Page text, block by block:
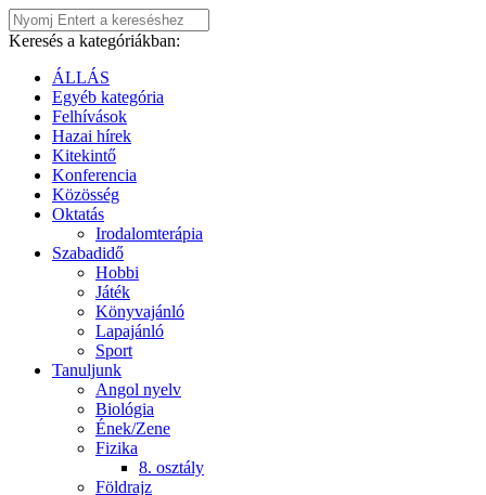
Keresés a kategóriákban:
ÁLLÁS
Egyéb kategória
Felhívások
Hazai hírek
Kitekintő
Konferencia
Közösség
Oktatás
Irodalomterápia
Szabadidő
Hobbi
Játék
Könyvajánló
Lapajánló
Sport
Tanuljunk
Angol nyelv
Biológia
Ének/Zene
Fizika
8. osztály
Földrajz